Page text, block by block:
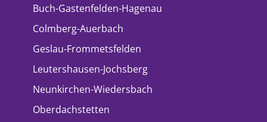
Buch-Gastenfelden-Hagenau
Colmberg-Auerbach
Geslau-Frommetsfelden
Leutershausen-Jochsberg
Neunkirchen-Wiedersbach
Oberdachstetten